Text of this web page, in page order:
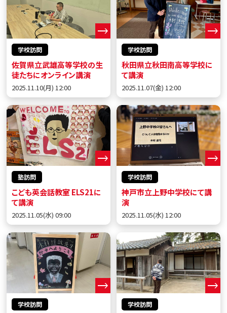
学校訪問
佐賀県立武雄高等学校の生
徒たちにオンライン講演
2025.11.10(月) 12:00
学校訪問
秋田県立秋田南高等学校に
て講演
2025.11.07(金) 12:00
塾訪問
こども英会話教室 ELS21に
て講演
2025.11.05(水) 09:00
学校訪問
神戸市立上野中学校にて講
演
2025.11.05(水) 12:00
学校訪問 学校訪問